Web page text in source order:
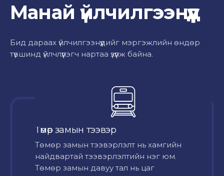
Манай үйлчилгээнүүд
Бид дараах үйлчилгээнүүдийг мэргэжлийн өндөр
түвшинд үйлчлүүлэгч нартаа үзүүлж байна.
Төмөр замын тээвэр
Төмөр замын тээвэрлэлт нь хамгийн
найдвартай тээвэрлэлтийн нэг юм.
Төмөр замын давуу тал нь цаг